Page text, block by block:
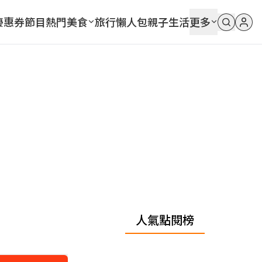
惠券節目熱門美食 旅行懶人包親子生活更多
人氣點閱榜